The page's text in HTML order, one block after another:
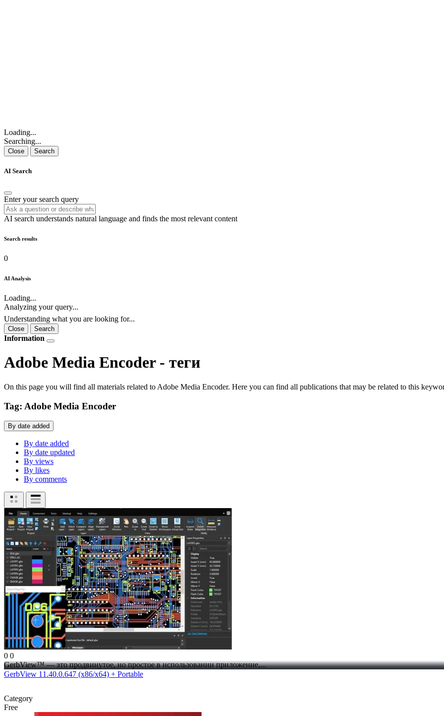
Loading...
Searching...
Close Search
AI Search
Enter your search query
AI search understands natural language and finds the most relevant content
Search results
0
AI Analysis
Loading...
Analyzing your query...
Understanding what you are looking for...
Close Search
Information
Adobe Media Encoder - теги
On this page you will find all materials related to Adobe Media Encoder. Here you can find all publications that may be related to this
Tag: Adobe Media Encoder
By date added
By date added
By date updated
By views
By likes
By comments
0 0
GerbView™ — это продвинутое, но простое в использовании приложение,...
GerbView 11.40.0.647 (x86/x64) + Portable
Category
Free